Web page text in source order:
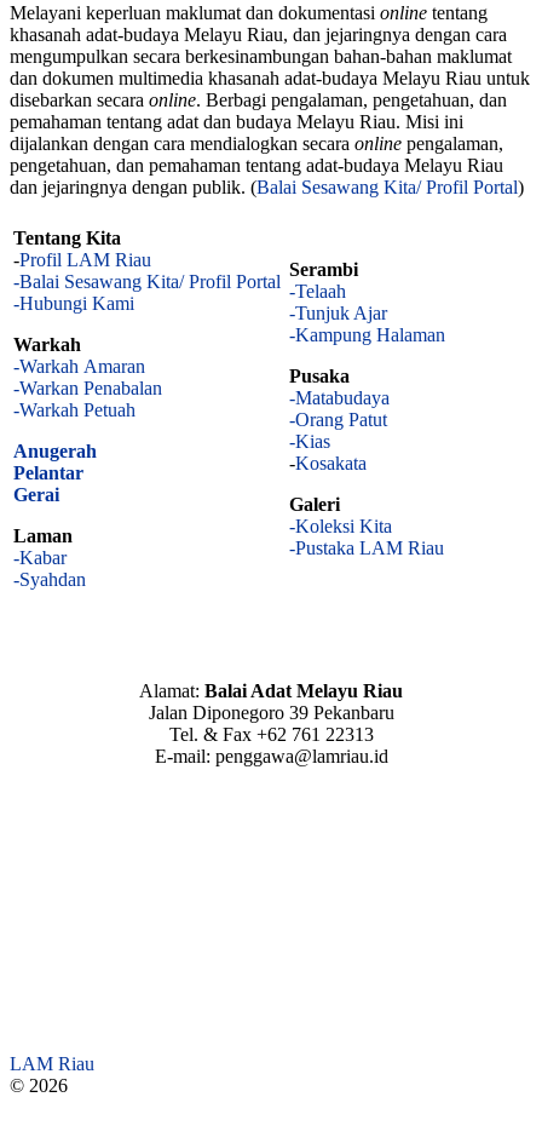
Melayani keperluan maklumat dan dokumentasi online tentang
khasanah adat-budaya Melayu Riau, dan jejaringnya dengan cara
mengumpulkan secara berkesinambungan bahan-bahan maklumat
dan dokumen multimedia khasanah adat-budaya Melayu Riau untuk
disebarkan secara online. Berbagi pengalaman, pengetahuan, dan
pemahaman tentang adat dan budaya Melayu Riau. Misi ini
dijalankan dengan cara mendialogkan secara online pengalaman,
pengetahuan, dan pemahaman tentang adat-budaya Melayu Riau
dan jejaringnya dengan publik. (Balai Sesawang Kita/ Profil Portal)
Tentang Kita
-Profil LAM Riau
-Balai Sesawang Kita/ Profil Portal
-Hubungi Kami
Warkah
-Warkah Amaran
-Warkan Penabalan
-Warkah Petuah
Anugerah
Pelantar
Gerai
Laman
-Kabar
-Syahdan
Serambi
-Telaah
-Tunjuk Ajar
-Kampung Halaman
Pusaka
-Matabudaya
-Orang Patut
-Kias
-Kosakata
Galeri
-Koleksi Kita
-Pustaka LAM Riau
Alamat: Balai Adat Melayu Riau
Jalan Diponegoro 39 Pekanbaru
Tel. & Fax +62 761 22313
E-mail: penggawa@lamriau.id
LAM Riau
© 2026